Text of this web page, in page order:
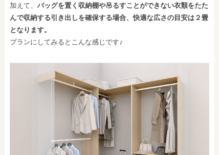
加えて、 バッグを置く収納棚や吊るすことができない衣類をたた
んで収納する引き出しを確保する場合、快適な広さの目安は２畳
となります。
プランにしてみるとこんな感じです♪